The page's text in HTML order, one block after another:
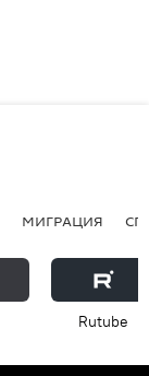
МИГРАЦИЯ
Rutube